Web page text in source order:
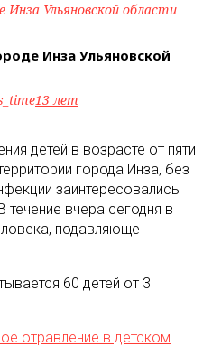
Инза Ульяновской области
Инза Ульяновской
13 лет
детей в возрасте от пяти
города Инза, без
заинтересовались
течение вчера сегодня в
подавляюще
60 детей от 3
отравление в детском